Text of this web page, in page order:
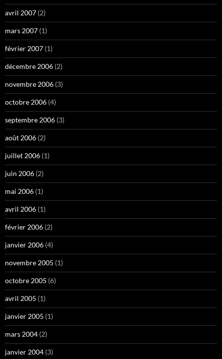
avril 2007 (2)
mars 2007 (1)
février 2007 (1)
décembre 2006 (2)
novembre 2006 (3)
octobre 2006 (4)
septembre 2006 (3)
août 2006 (2)
juillet 2006 (1)
juin 2006 (2)
mai 2006 (1)
avril 2006 (1)
février 2006 (2)
janvier 2006 (4)
novembre 2005 (1)
octobre 2005 (6)
avril 2005 (1)
janvier 2005 (1)
mars 2004 (2)
janvier 2004 (3)